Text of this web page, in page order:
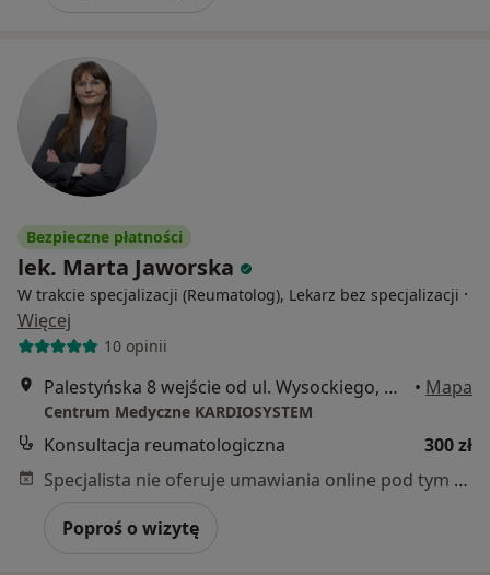
Bezpieczne płatności
lek. Marta Jaworska
W trakcie specjalizacji (Reumatolog), Lekarz bez specjalizacji ·
Więcej
10 opinii
Palestyńska 8 wejście od ul. Wysockiego, Warszawa • Mapa
Centrum Medyczne KARDIOSYSTEM
Konsultacja reumatologiczna
300 zł
Specjalista nie oferuje umawiania online pod tym adresem.
Poproś o wizytę